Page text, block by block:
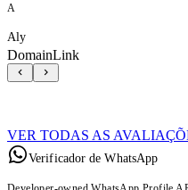
A
Aly
DomainLink
VER TODAS AS
Verificador de WhatsApp